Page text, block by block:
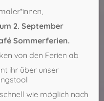
2. September
Sommerferien.
von den Ferien ab
ihr über unser
wie möglich nach